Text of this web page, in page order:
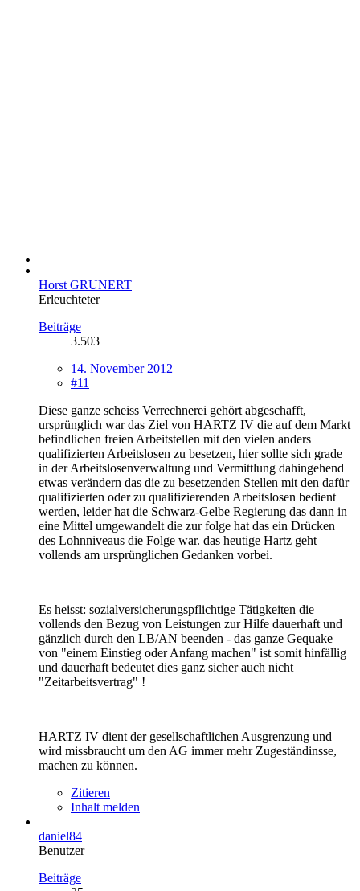
Horst GRUNERT
Erleuchteter
Beiträge
3.503
14. November 2012
#11
Diese ganze scheiss Verrechnerei gehört abgeschafft,
ursprünglich war das Ziel von HARTZ IV die auf dem Markt
befindlichen freien Arbeitstellen mit den vielen anders
qualifizierten Arbeitslosen zu besetzen, hier sollte sich grade
in der Arbeitslosenverwaltung und Vermittlung dahingehend
etwas verändern das die zu besetzenden Stellen mit den dafür
qualifizierten oder zu qualifizierenden Arbeitslosen bedient
werden, leider hat die Schwarz-Gelbe Regierung das dann in
eine Mittel umgewandelt die zur folge hat das ein Drücken
des Lohnniveaus die Folge war. das heutige Hartz geht
vollends am ursprünglichen Gedanken vorbei.
Es heisst: sozialversicherungspflichtige Tätigkeiten die
vollends den Bezug von Leistungen zur Hilfe dauerhaft und
gänzlich durch den LB/AN beenden - das ganze Gequake
von "einem Einstieg oder Anfang machen" ist somit hinfällig
und dauerhaft bedeutet dies ganz sicher auch nicht
"Zeitarbeitsvertrag" !
HARTZ IV dient der gesellschaftlichen Ausgrenzung und
wird missbraucht um den AG immer mehr Zugeständinsse,
machen zu können.
Zitieren
Inhalt melden
daniel84
Benutzer
Beiträge